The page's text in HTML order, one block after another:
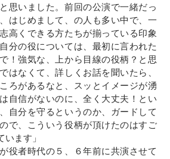
思いました。前回の公演で一緒だっ
はじめまして、の人も多い中で、一
高くできる方たちが揃っている印象
分の役については、最初に言われた
！強気な、上から目線の役柄？と思
はなくて、詳しくお話を聞いたら、
ろがあるなと、スッとイメージが湧
自信がないのに、全く大丈夫！とい
自分を守るというのか、ガードして
で、こういう役柄が頂けたのはすご
います」
役者時代の５、６年前に共演させて